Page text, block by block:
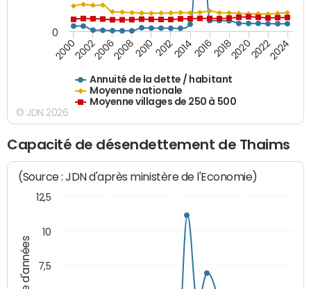
Annuité de la dette / habitant
Moyenne nationale
Moyenne villages de 250 à 500
200020022006200820102012201420162018202020222024
0
© JDN 2026
Capacité de désendettement de Thaims
(Source : JDN d'après ministère de l'Economie)
7,5
10
12,5